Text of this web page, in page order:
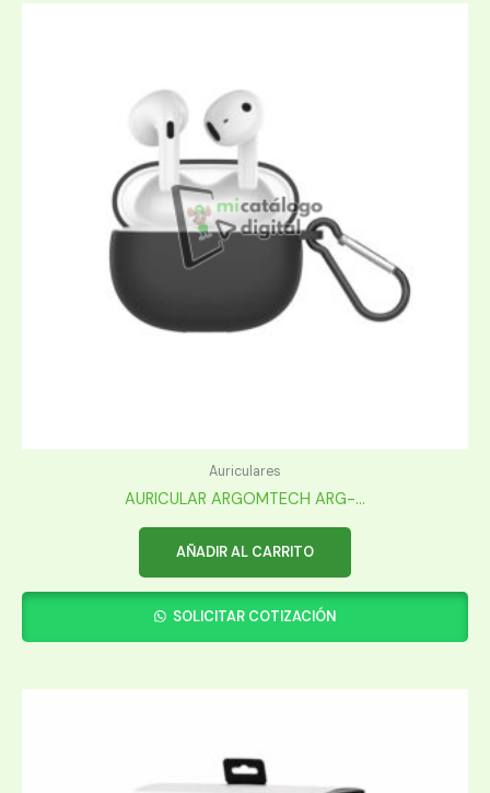
Auriculares
AURICULAR ARGOMTECH ARG-...
AÑADIR AL CARRITO
SOLICITAR COTIZACIÓN